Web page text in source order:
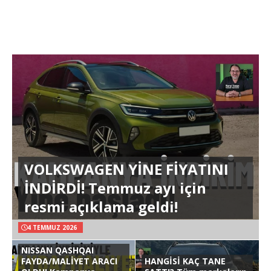
VOLKSWAGEN YİNE FİYATINI
İNDİRDİ! Temmuz ayı için
resmi açıklama geldi!
4 TEMMUZ 2026
NISSAN QASHQAI
FAYDA/MALİYET ARACI
HANGİSİ KAÇ TANE